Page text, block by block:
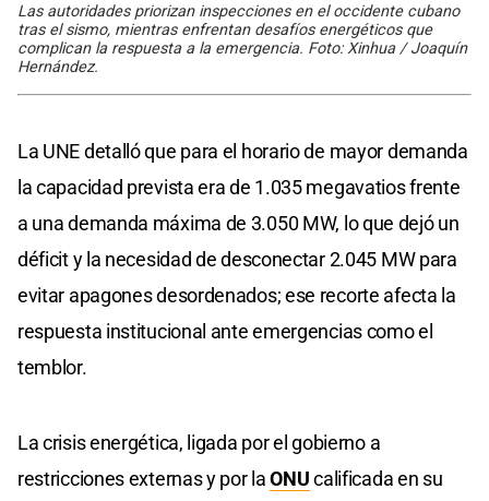
Las autoridades priorizan inspecciones en el occidente cubano
tras el sismo, mientras enfrentan desafíos energéticos que
complican la respuesta a la emergencia. Foto: Xinhua / Joaquín
Hernández.
La UNE detalló que para el horario de mayor demanda
la capacidad prevista era de 1.035 megavatios frente
a una demanda máxima de 3.050 MW, lo que dejó un
déficit y la necesidad de desconectar 2.045 MW para
evitar apagones desordenados; ese recorte afecta la
respuesta institucional ante emergencias como el
temblor.
La crisis energética, ligada por el gobierno a
restricciones externas y por laONUcalificada en su